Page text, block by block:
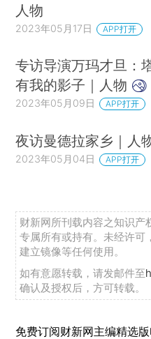
人物
2023年05月17日 APP打开
专访导演万玛才旦：
有我的影子｜人物
2023年05月09日 APP打开
夜访曼德拉家乡｜人
2023年05月04日 APP打开
财新网所刊载内容之知识产
专属所有或持有。未经许可
建立镜像等任何使用。
如有意愿转载，请发邮件至
确认及授权后，方可转载。
免费订阅财新网主编精选